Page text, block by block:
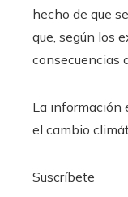
hecho de que
que, según los
consecuencias
La información
el cambio
Suscríbete